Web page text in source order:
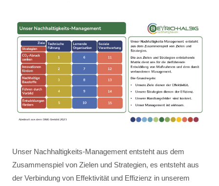
Unser Nachhaltigkeits-Management entsteht aus dem
Zusammenspiel von Zielen und Strategien, es entsteht aus
der Verbindung von Effektivität und Effizienz in unserem